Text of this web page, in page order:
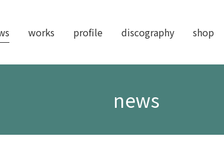
works profile discography shop
news